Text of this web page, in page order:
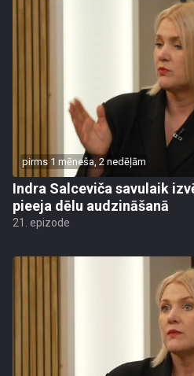
pirms 1 mēneša, 2 nedēļām
Indra Salceviča savulaik
pieeja dēlu audzināšanā
21. epizode